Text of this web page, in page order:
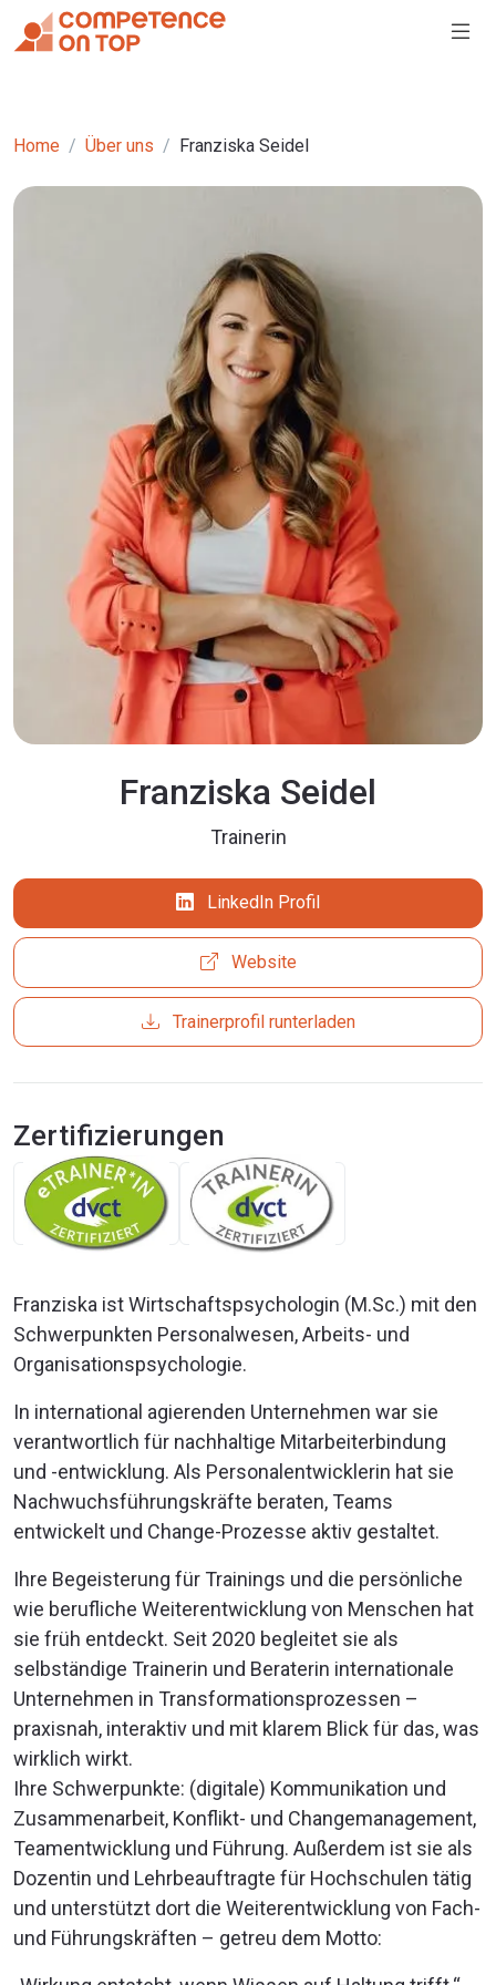
Home Über uns Franziska Seidel
Franziska Seidel
Trainerin
LinkedIn Profil
Website
Trainerprofil runterladen
Zertifizierungen
Franziska ist Wirtschaftspsychologin (M.Sc.) mit den
Schwerpunkten Personalwesen, Arbeits- und
Organisationspsychologie.
In international agierenden Unternehmen war sie
verantwortlich für nachhaltige Mitarbeiterbindung
und -entwicklung. Als Personalentwicklerin hat sie
Nachwuchsführungskräfte beraten, Teams
entwickelt und Change-Prozesse aktiv gestaltet.
Ihre Begeisterung für Trainings und die persönliche
wie berufliche Weiterentwicklung von Menschen hat
sie früh entdeckt. Seit 2020 begleitet sie als
selbständige Trainerin und Beraterin internationale
Unternehmen in Transformationsprozessen –
praxisnah, interaktiv und mit klarem Blick für das, was
wirklich wirkt.
Ihre Schwerpunkte: (digitale) Kommunikation und
Zusammenarbeit, Konflikt- und Changemanagement,
Teamentwicklung und Führung. Außerdem ist sie als
Dozentin und Lehrbeauftragte für Hochschulen tätig
und unterstützt dort die Weiterentwicklung von Fach-
und Führungskräften – getreu dem Motto: